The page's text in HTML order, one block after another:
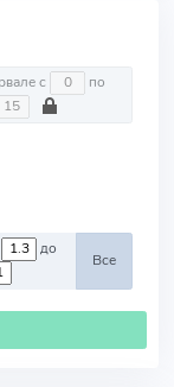
На интервале с по
до
Все